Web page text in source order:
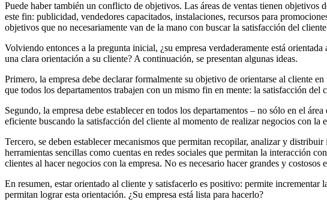
Puede haber también un conflicto de objetivos. Las áreas de ventas tienen
este fin: publicidad, vendedores capacitados, instalaciones, recursos para
objetivos que no necesariamente van de la mano con buscar la satisfacción del
Volviendo entonces a la pregunta inicial, ¿su empresa verdaderamente está
una clara orientación a su cliente? A continuación, se presentan algunas ideas.
Primero, la empresa debe declarar formalmente su objetivo de orientarse al cliente
que todos los departamentos trabajen con un mismo fin en mente: la satisfacción del
Segundo, la empresa debe establecer en todos los departamentos – no sólo en el
eficiente buscando la satisfacción del cliente al momento de realizar negocios con la
Tercero, se deben establecer mecanismos que permitan recopilar, analizar y
herramientas sencillas como cuentas en redes sociales que permitan la interacción
clientes al hacer negocios con la empresa. No es necesario hacer grandes y
En resumen, estar orientado al cliente y satisfacerlo es positivo: permite incrementar
permitan lograr esta orientación. ¿Su empresa está lista para hacerlo?